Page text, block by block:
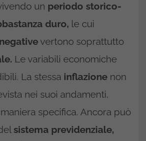
un periodo storico-
duro, le cui
vertono soprattutto
Le variabili economiche
La stessa inflazione non
nei suoi andamenti,
specifica. Ancora può
sistema previdenziale,